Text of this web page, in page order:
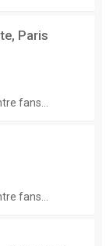
Paris
fans...
fans...